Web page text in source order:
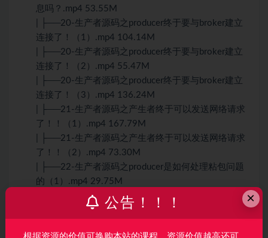
息吗？.mp4 53.55M
| ├──20-生产者源码之producer终于要与broker建立
连接了！（1）.mp4 104.14M
| ├──20-生产者源码之producer终于要与broker建立
连接了！（2）.mp4 55.47M
| ├──20-生产者源码之producer终于要与broker建立
连接了！（3）.mp4 136.24M
| ├──21-生产者源码之产生者终于可以发送网络请求
了！！（1）.mp4 167.79M
| ├──21-生产者源码之产生者终于可以发送网络请求
了！！（2）.mp4 73.30M
| ├──22-生产者源码之producer是如何处理粘包问题
的（1）.mp4 29.75M
| ├──22-生产者源码之producer是如何处理粘包问题
的（2）.mp4 94.98M
×
公告！！！